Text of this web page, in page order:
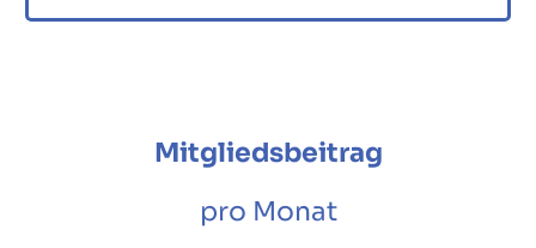
Mitgliedsbeitrag
pro Monat